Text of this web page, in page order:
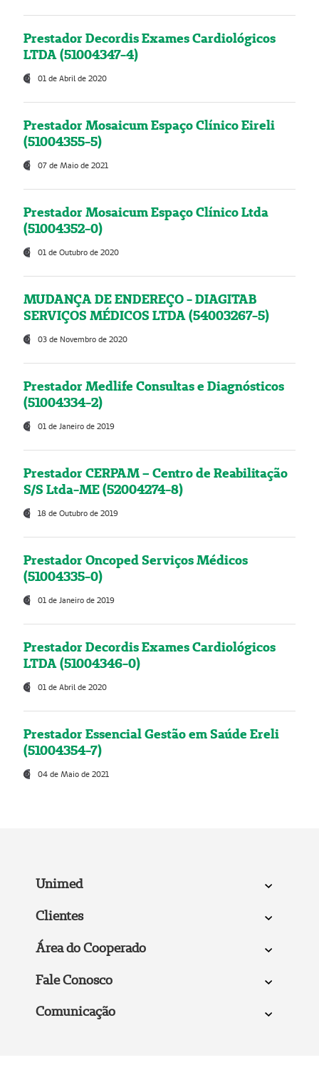
Prestador Decordis Exames Cardiológicos
LTDA (51004347-4)
01 de Abril de 2020
Prestador Mosaicum Espaço Clínico Eireli
(51004355-5)
07 de Maio de 2021
Prestador Mosaicum Espaço Clínico Ltda
(51004352-0)
01 de Outubro de 2020
MUDANÇA DE ENDEREÇO - DIAGITAB
SERVIÇOS MÉDICOS LTDA (54003267-5)
03 de Novembro de 2020
Prestador Medlife Consultas e Diagnósticos
(51004334-2)
01 de Janeiro de 2019
Prestador CERPAM – Centro de Reabilitação
S/S Ltda-ME (52004274-8)
18 de Outubro de 2019
Prestador Oncoped Serviços Médicos
(51004335-0)
01 de Janeiro de 2019
Prestador Decordis Exames Cardiológicos
LTDA (51004346-0)
01 de Abril de 2020
Prestador Essencial Gestão em Saúde Ereli
(51004354-7)
04 de Maio de 2021
Unimed
Clientes
Área do Cooperado
Fale Conosco
Comunicação